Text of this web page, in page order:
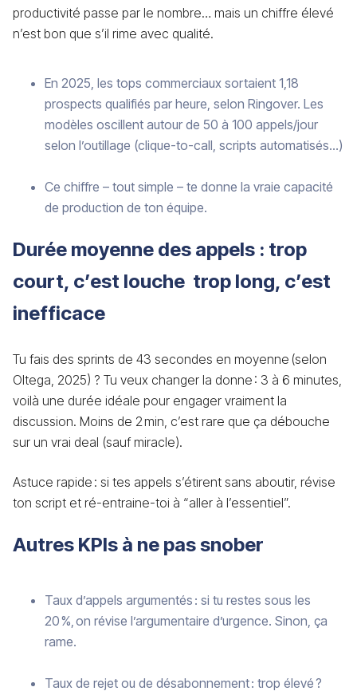
productivité passe par le nombre… mais un chiffre élevé
n’est bon que s’il rime avec qualité.
En 2025, les tops commerciaux sortaient 1,18
prospects qualifiés par heure, selon Ringover. Les
modèles oscillent autour de 50 à 100 appels/jour
selon l’outillage (clique-to-call, scripts automatisés…)
Ce chiffre – tout simple – te donne la vraie capacité
de production de ton équipe.
Durée moyenne des appels : trop
court, c’est louche trop long, c’est
inefficace
Tu fais des sprints de 43 secondes en moyenne (selon
Oltega, 2025) ? Tu veux changer la donne : 3 à 6 minutes,
voilà une durée idéale pour engager vraiment la
discussion. Moins de 2 min, c’est rare que ça débouche
sur un vrai deal (sauf miracle).
Astuce rapide : si tes appels s’étirent sans aboutir, révise
ton script et ré-entraine-toi à “aller à l’essentiel”.
Autres KPIs à ne pas snober
Taux d’appels argumentés : si tu restes sous les
20 %, on révise l’argumentaire d’urgence. Sinon, ça
rame.
Taux de rejet ou de désabonnement : trop élevé ?